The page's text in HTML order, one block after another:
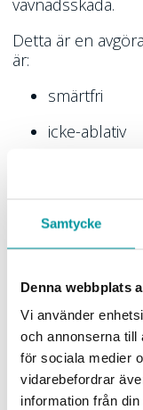
Samtycke
Denna webbplats
Vi använder
och annonserna till
för sociala medier
vidarebefordrar
information från
Detta är en
är:
smärtfri
icke-ablativ
Direkt
Traditionell laser:
Skada →
Redium™: